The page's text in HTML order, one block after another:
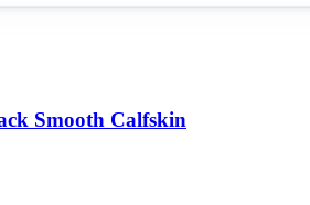
Smooth Calfskin